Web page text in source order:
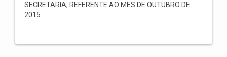
SECRETARIA, REFERENTE AO MES DE OUTUBRO DE
2015.